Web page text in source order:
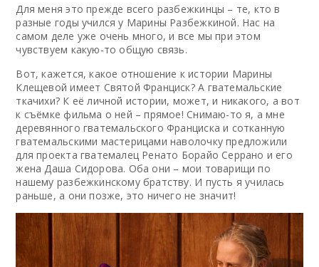
Для меня это прежде всего разбежкинцы – те, кто в
разные годы учился у Марины Разбежкиной. Нас на
самом деле уже очень много, и все мы при этом
чувствуем какую-то общую связь.
Вот, кажется, какое отношение к истории Марины
Клещевой имеет Святой Франциск? А гватемальские
ткачихи? К её личной истории, может, и никакого, а вот
к съёмке фильма о ней – прямое! Снимаю-то я, а мне
деревянного гватемальского Франциска и сотканную
гватемальскими мастерицами наволочку предложили
для проекта гватемалец Ренато Борайо Серрано и его
жена Даша Сидорова. Оба они – мои товарищи по
нашему разбежкинскому братству. И пусть я училась
раньше, а они позже, это ничего не значит!